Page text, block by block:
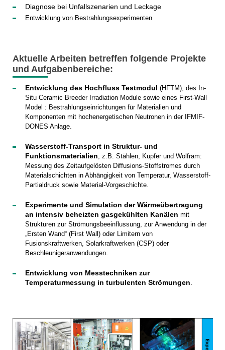
Diagnose bei Unfallszenarien und Leckage
Entwicklung von Bestrahlungsexperimenten
Aktuelle Arbeiten betreffen folgende Projekte
und Aufgabenbereiche:
Entwicklung des Hochfluss Testmodul (HFTM), des In-
Situ Ceramic Breeder Irradiation Module sowie eines First-Wall
Model : Bestrahlungseinrichtungen für Materialien und
Komponenten mit hochenergetischen Neutronen in der IFMIF-
DONES Anlage.
Wasserstoff-Transport in Struktur- und
Funktionsmaterialien, z.B. Stählen, Kupfer und Wolfram:
Messung des Zeitaufgelösten Diffusions-Stoffstromes durch
Materialschichten in Abhängigkeit von Temperatur, Wasserstoff-
Partialdruck sowie Material-Vorgeschichte.
Experimente und Simulation der Wärmeübertragung
an intensiv beheizten gasgekühlten Kanälen mit
Strukturen zur Strömungsbeeinflussung, zur Anwendung in der
„Ersten Wand“ (First Wall) oder Limitern von
Fusionskraftwerken, Solarkraftwerken (CSP) oder
Beschleunigeranwendungen.
Entwicklung von Messtechniken zur
Temperaturmessung in turbulenten Strömungen